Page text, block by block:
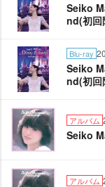
Seiko
nd(初回
Blu-ray
Seiko
nd(初回
アルバム
Seiko
アルバム